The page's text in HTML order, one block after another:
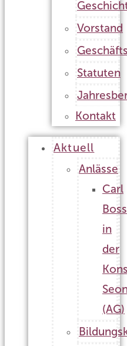
Vorstand
Statuten
Kontakt
Aktuell
Anlässe
Carl
in
der
(AG)